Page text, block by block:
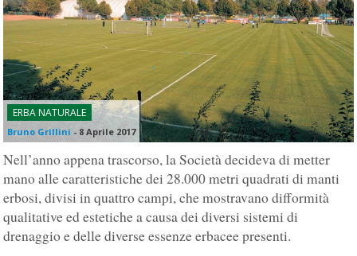
ERBA NATURALE
Bruno Grillini - 8 Aprile 2017
Nell’anno appena trascorso, la Società decideva di metter
mano alle caratteristiche dei 28.000 metri quadrati di manti
erbosi, divisi in quattro campi, che mostravano difformità
qualitative ed estetiche a causa dei diversi sistemi di
drenaggio e delle diverse essenze erbacee presenti.